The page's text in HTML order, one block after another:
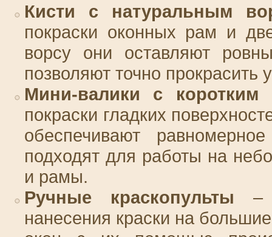
Кисти с натуральным
покраски оконных рам и
ворсу они оставляют
позволяют точно прокрасить
Мини-валики с коротким
покраски гладких
обеспечивают
подходят для работы на
и рамы.
Ручные краскопульты –
нанесения краски на